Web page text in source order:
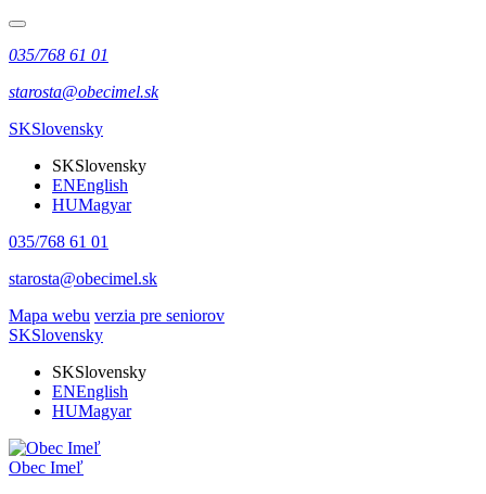
035/768 61 01
starosta@obecimel.sk
SKSlovensky
SKSlovensky
ENEnglish
HUMagyar
035/768 61 01
starosta@obecimel.sk
Mapa webu verzia pre seniorov
SKSlovensky
SKSlovensky
ENEnglish
HUMagyar
Obec Imeľ